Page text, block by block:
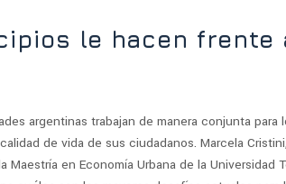
le hacen frente
argentinas trabajan de manera conjunta para
de vida de sus ciudadanos. Marcela
Maestría en Economía Urbana de la Universidad